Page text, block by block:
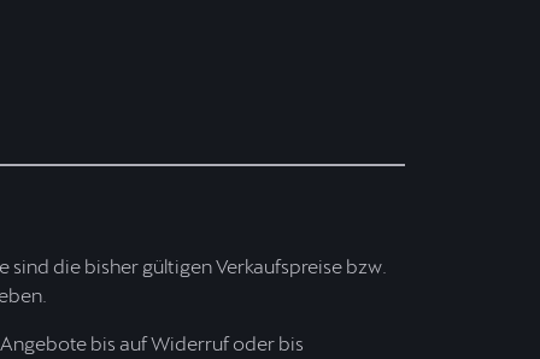
die bisher gültigen Verkaufspreise bzw.
bis auf Widerruf oder bis